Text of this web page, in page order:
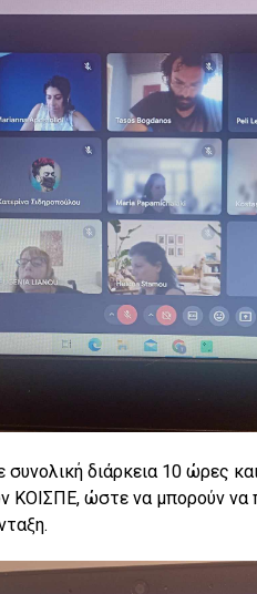
συνολική διάρκεια 10 ώρες
ΚΟΙΣΠΕ, ώστε να μπορούν να